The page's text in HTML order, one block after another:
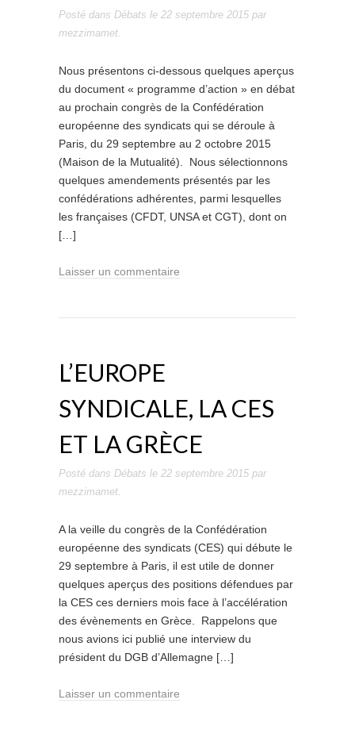
Posté dans Débats le 22 septembre 2015 par
mezzimamet.
Nous présentons ci-dessous quelques aperçus
du document « programme d’action » en débat
au prochain congrès de la Confédération
européenne des syndicats qui se déroule à
Paris, du 29 septembre au 2 octobre 2015
(Maison de la Mutualité). Nous sélectionnons
quelques amendements présentés par les
confédérations adhérentes, parmi lesquelles
les françaises (CFDT, UNSA et CGT), dont on
[…]
Laisser un commentaire
L’EUROPE
SYNDICALE, LA CES
ET LA GRÈCE
Posté dans Débats le 22 septembre 2015 par
mezzimamet.
A la veille du congrès de la Confédération
européenne des syndicats (CES) qui débute le
29 septembre à Paris, il est utile de donner
quelques aperçus des positions défendues par
la CES ces derniers mois face à l’accélération
des évènements en Grèce. Rappelons que
nous avions ici publié une interview du
président du DGB d’Allemagne […]
Laisser un commentaire